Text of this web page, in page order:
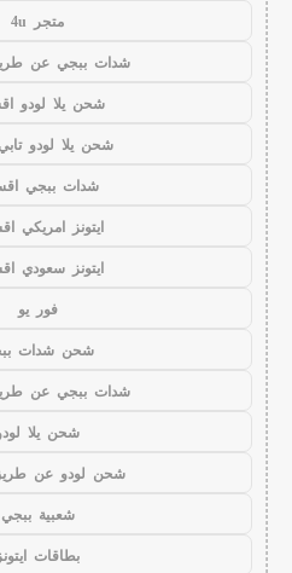
متجر 4u
شدات ببجي عن
شحن يلا لودو
شحن يلا لودو تابي
شدات ببجي
ايتونز امريكي
ايتونز سعودي
فور يو
شحن شدات
شدات ببجي عن
شحن يلا
شحن لودو عن طريق
شعبية ببجي
بطاقات ايتونز